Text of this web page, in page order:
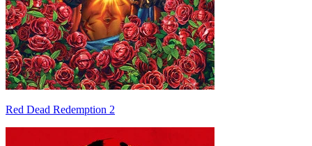
Red Dead Redemption 2